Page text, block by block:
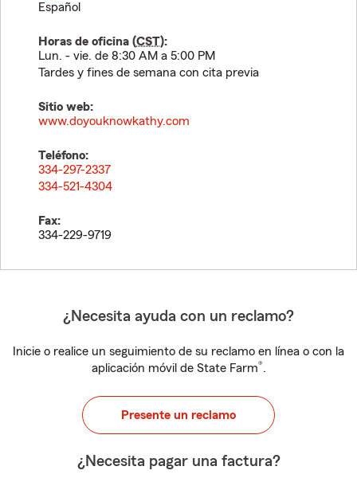
Español
Horas de oficina (CST):
Lun. - vie. de 8:30 AM a 5:00 PM
Tardes y fines de semana con cita previa
Sitio web:
www.doyouknowkathy.com
Teléfono:
334-297-2337
334-521-4304
Fax:
334-229-9719
¿Necesita ayuda con un reclamo?
Inicie o realice un seguimiento de su reclamo en línea o con la
aplicación móvil de State Farm®.
Presente un reclamo
¿Necesita pagar una factura?